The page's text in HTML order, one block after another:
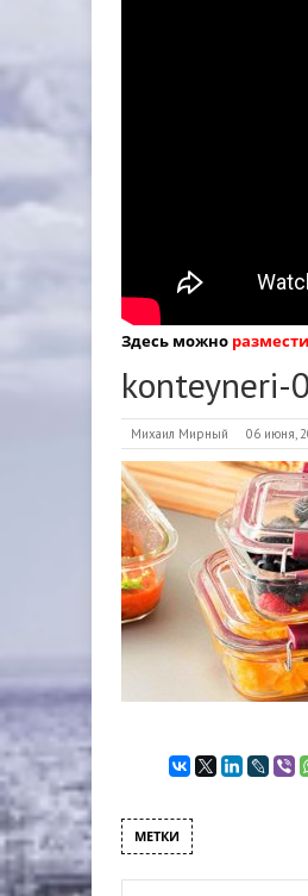
Здесь можно
konteyneri-
Михаил Мирный 06 июня,
МЕТКИ